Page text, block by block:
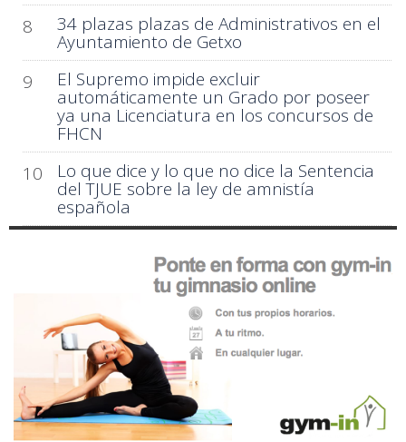
8
34 plazas plazas de Administrativos en el
Ayuntamiento de Getxo
9
El Supremo impide excluir
automáticamente un Grado por poseer
ya una Licenciatura en los concursos de
FHCN
10
Lo que dice y lo que no dice la Sentencia
del TJUE sobre la ley de amnistía
española